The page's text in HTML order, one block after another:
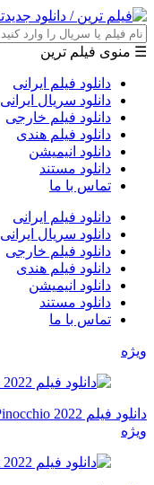
☰ منوی فیلم ترین
دانلود فیلم ایرانی
دانلود سریال ایرانی
دانلود فیلم خارجی
دانلود فیلم هندی
دانلود انیمیشن
دانلود مستند
تماس با ما
دانلود فیلم ایرانی
دانلود سریال ایرانی
دانلود فیلم خارجی
دانلود فیلم هندی
دانلود انیمیشن
دانلود مستند
تماس با ما
ویژه
دانلود فیلم Pinocchio 2022 پینوکیو
ویژه